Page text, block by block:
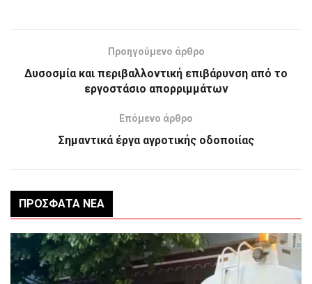
Προηγούμενο άρθρο
Δυσοσμία και περιβαλλοντική επιβάρυνση από το
εργοστάσιο απορριμμάτων
Επόμενο άρθρο
Σημαντικά έργα αγροτικής οδοποιίας
ΠΡΌΣΦΑΤΑ ΝΈΑ